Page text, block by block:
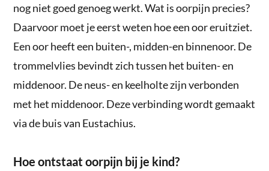
nog niet goed genoeg werkt. Wat is oorpijn precies?
Daarvoor moet je eerst weten hoe een oor eruitziet.
Een oor heeft een buiten-, midden-en binnenoor. De
trommelvlies bevindt zich tussen het buiten- en
middenoor. De neus- en keelholte zijn verbonden
met het middenoor. Deze verbinding wordt gemaakt
via de buis van Eustachius.
Hoe ontstaat oorpijn bij je kind?